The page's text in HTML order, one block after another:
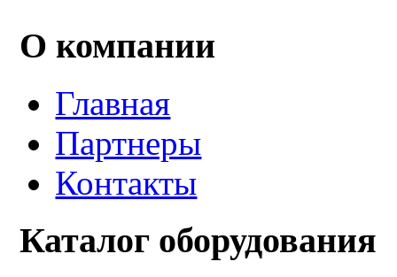
О компании
Главная
Партнеры
Контакты
Каталог оборудования